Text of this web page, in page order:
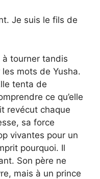
Je suis le fils de
tourner tandis
les mots de Yusha.
tenta de
ce qu’elle
revécut chaque
sa force
vivantes pour un
pourquoi. Il
Son père ne
mais à un prince